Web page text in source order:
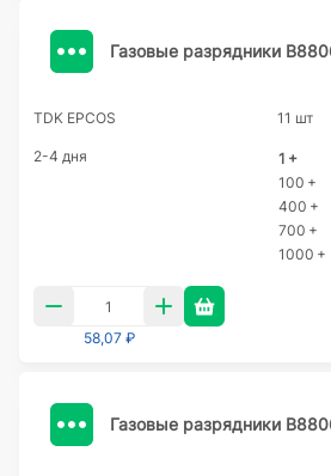
Газовые разрядники
TDK EPCOS 11 шт
2-4 дня 1 +
100 +
400 +
700 +
1000 +
58,07 ₽
Газовые разрядники